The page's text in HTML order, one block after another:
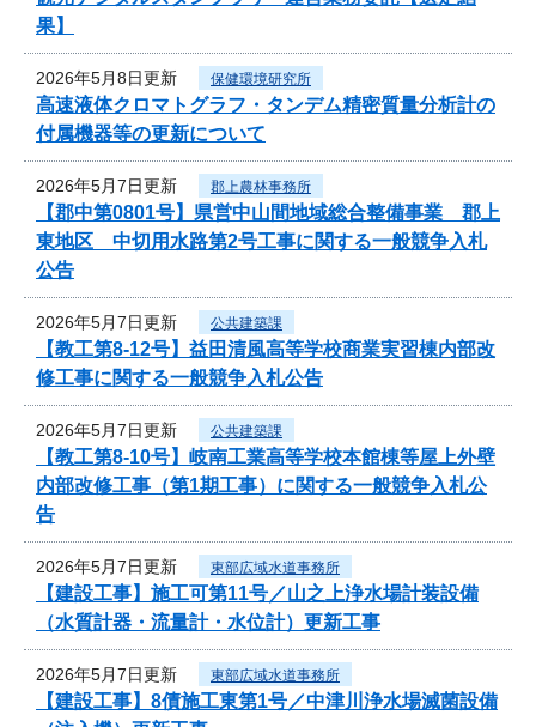
果】
2026年5月8日更新 保健環境研究所
高速液体クロマトグラフ・タンデム精密質量分析計の
付属機器等の更新について
2026年5月7日更新 郡上農林事務所
【郡中第0801号】県営中山間地域総合整備事業 郡上
東地区 中切用水路第2号工事に関する一般競争入札
公告
2026年5月7日更新 公共建築課
【教工第8-12号】益田清風高等学校商業実習棟内部改
修工事に関する一般競争入札公告
2026年5月7日更新 公共建築課
【教工第8-10号】岐南工業高等学校本館棟等屋上外壁
内部改修工事（第1期工事）に関する一般競争入札公
告
2026年5月7日更新 東部広域水道事務所
【建設工事】施工可第11号／山之上浄水場計装設備
（水質計器・流量計・水位計）更新工事
2026年5月7日更新 東部広域水道事務所
【建設工事】8債施工東第1号／中津川浄水場滅菌設備